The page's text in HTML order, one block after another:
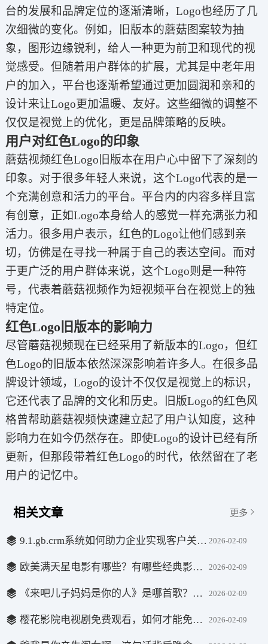
台的发展和品牌定位的逐渐清晰，Logo也经历了几
次细微的变化。例如，旧版本的蘑菇图案较为抽
象，图形边缘锐利，给人一种更为前卫和现代的视
觉感受。但随着用户群体的扩展，尤其是中老年用
户的加入，平台也逐渐希望通过更加圆润和亲和的
设计来让Logo更加温暖、友好。这些细微的调整不
仅仅是视觉上的优化，更是品牌策略的反映。
用户对红色Logo的印象
蘑菇视频红色Logo旧版本在用户心中留下了深刻的
印象。对于很多年轻人来说，这个Logo代表的是一
个充满创意和活力的平台。平台内的内容多样且富
有创意，正如Logo本身给人的感觉一样充满张力和
活力。很多用户表示，红色的Logo让他们感到亲
切，仿佛是在寻找一种属于自己的表达空间。而对
于更广泛的用户群体来说，这个Logo则是一种符
号，代表着蘑菇视频作为短视频平台在视觉上的独
特定位。
红色Logo旧版本的影响力
尽管蘑菇视频现在已经采用了新版本的Logo，但红
色Logo的旧版本依然深深影响着许多人。在很多品
牌设计领域，Logo的设计不仅仅是视觉上的标识，
它还代表了品牌的文化和历史。旧版Logo的红色风
格曾帮助蘑菇视频快速建立起了用户认知度，这种
影响力在如今仍然存在。即使Logo的设计已经有所
更新，但那段带着红色Logo的时代，依然留在了老
用户的记忆中。
相关文章 更多
9.1.gb.crm系统如何助力企业实现客户关系的有效管理？ 2026-02-09
欧美满天星电影有哪些？有哪些经典影片值得一看？ 2026-02-09
《来吧儿子妈妈是你的人》是哪首歌？它背后隐藏着什么深意？ 2026-02-09
樱花影院电视剧免费观看，如何才能免费畅享最新热门剧集？ 2026-02-09